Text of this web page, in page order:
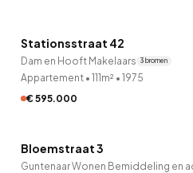
10 uur geleden ontdekt
Stationsstraat 42
Dam en Hooft Makelaars 3 bronnen
Appartement • 111m² • 1975
€ 595.000
10 uur geleden ontdekt
Bloemstraat 3
Guntenaar Wonen Bemiddeling en